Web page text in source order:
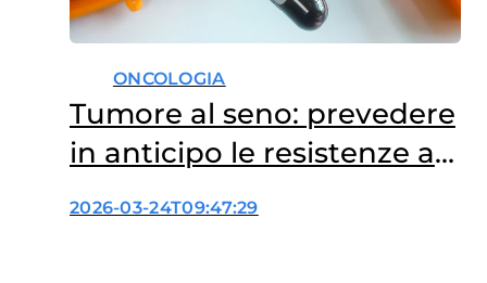
ONCOLOGIA
Tumore al seno: prevedere
in anticipo le resistenze ai
farmaci
2026-03-24T09:47:29